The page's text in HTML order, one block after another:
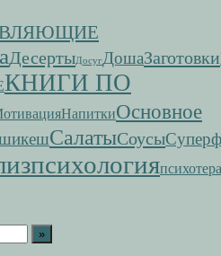
ДесертыДосугДошаЗаготовки
КНИГИ ПО
НапиткиОсновное
СалатыСоусы
психология